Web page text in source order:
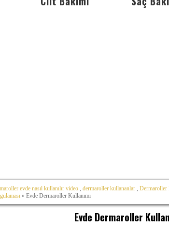
evde nasıl kullanılır video , dermaroller kullananlar , Dermaroller
» Evde Dermaroller Kullanımı
Evde Dermaroller